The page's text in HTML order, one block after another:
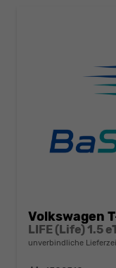
Volkswagen
LIFE (Life) 1.5
unverbindliche